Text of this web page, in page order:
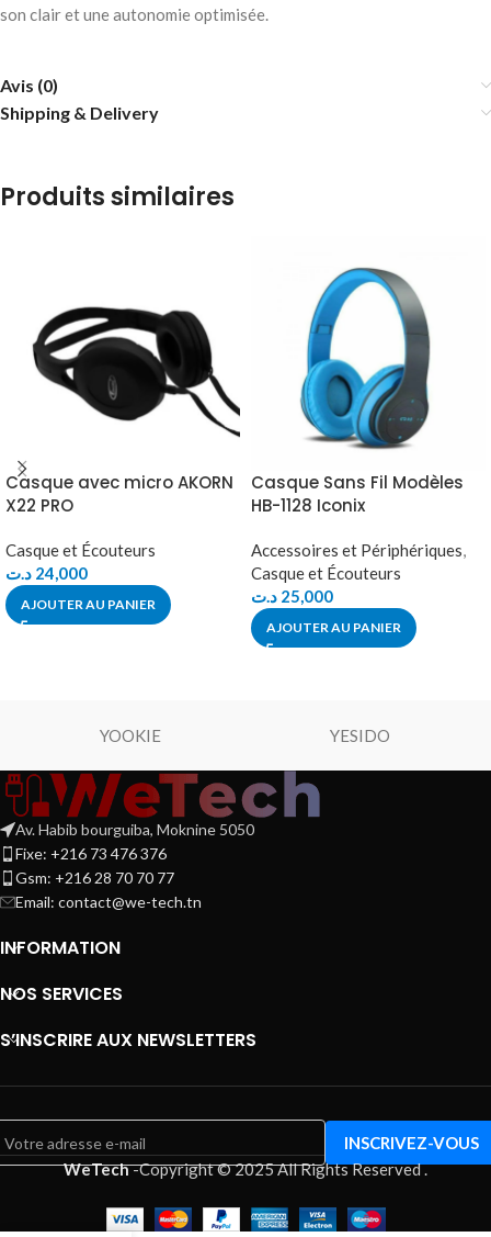
son clair et une autonomie optimisée.
Avis (0)
Shipping & Delivery
Produits similaires
Casque avec micro AKORN
X22 PRO
Casque et Écouteurs
24,000 د.ت
AJOUTER AU PANIER
Casque Sans Fil Modèles
HB-1128 Iconix
Accessoires et Périphériques,
Casque et Écouteurs
25,000 د.ت
AJOUTER AU PANIER
YOOKIE YESIDO
Av. Habib bourguiba, Moknine 5050
Fixe: +216 73 476 376
Gsm: +216 28 70 70 77
Email: contact@we-tech.tn
INFORMATION
NOS SERVICES
S’INSCRIRE AUX NEWSLETTERS
WeTech-Copyright © 2025 All Rights Reserved.